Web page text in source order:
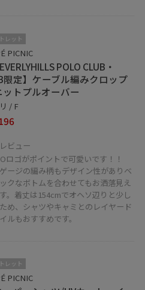
レット
PICNIC
POLO CLUB・
限定】ケーブル編みクロップ
ットプルオーバー
/ F
レビュー
ロゴがポイントで可愛いです！！
ージの編み柄もデザイン性がありベ
クなボトムを合わせてもお洒落見え
。着丈は154cmでオヘソ辺りと少し
め、シャツやキャミとのレイヤード
ルもおすすめです。
レット
PICNIC